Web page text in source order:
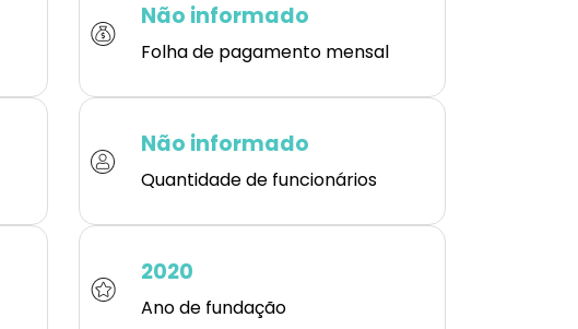
Não informado
Folha de pagamento mensal
Não informado
Quantidade de funcionários
2020
Ano de fundação